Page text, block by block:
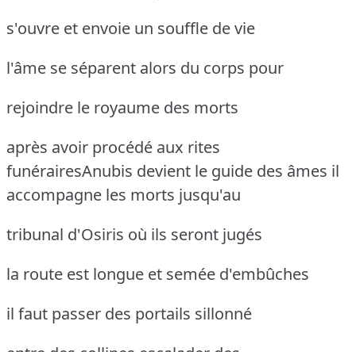
s'ouvre et envoie un souffle de vie
l'âme se séparent alors du corps pour
rejoindre le royaume des morts
après avoir procédé aux rites
funérairesAnubis devient le guide des âmes il
accompagne les morts jusqu'au
tribunal d'Osiris où ils seront jugés
la route est longue et semée d'embûches
il faut passer des portails sillonné